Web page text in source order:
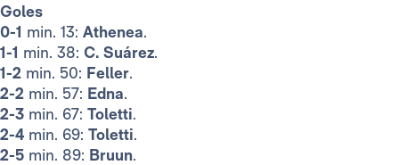
Goles
0-1 min. 13: Athenea.
1-1 min. 38: C. Suárez.
1-2 min. 50: Feller.
2-2 min. 57: Edna.
2-3 min. 67: Toletti.
2-4 min. 69: Toletti.
2-5 min. 89: Bruun.